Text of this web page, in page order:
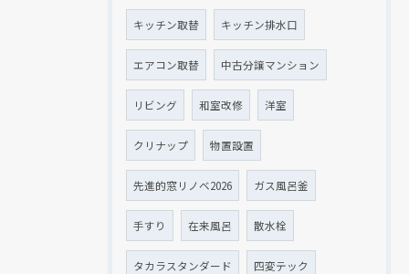
キッチン取替 キッチン排水口
エアコン取替 中古分譲マンション
リビング 和室改修 洋室
クリナップ 物置設置
先進的窓リノベ2026 ガス風呂釜
手すり 在来風呂 散水栓
タカラスタンダード 四変テック